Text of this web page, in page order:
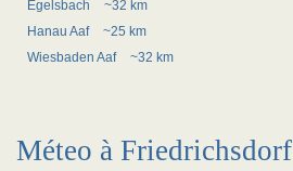
Egelsbach
~32 km
Hanau Aaf
~25 km
Wiesbaden Aaf
~32 km
Méteo à Friedrichsdorf